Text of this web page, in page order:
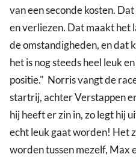
van een seconde kosten.
en verliezen. Dat maakt het
de omstandigheden, en dat
het is nog steeds heel leuk
positie." Norris vangt de
startrij, achter Verstappen
hij heeft er zin in, zo legt hij
echt leuk gaat worden! Het
worden tussen mezelf, Max